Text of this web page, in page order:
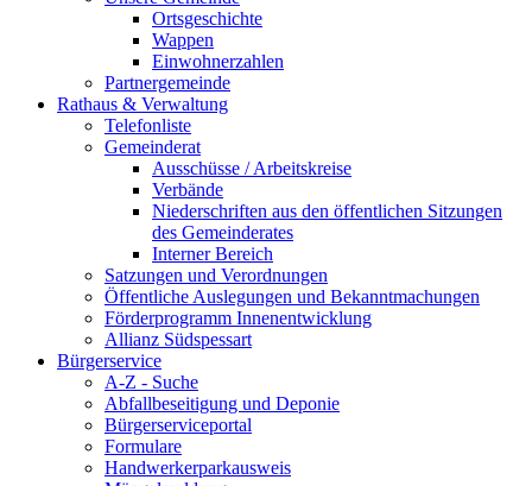
Ortsgeschichte
Wappen
Einwohnerzahlen
Partnergemeinde
Rathaus & Verwaltung
Telefonliste
Gemeinderat
Ausschüsse / Arbeitskreise
Verbände
Niederschriften aus den öffentlichen Sitzungen
des Gemeinderates
Interner Bereich
Satzungen und Verordnungen
Öffentliche Auslegungen und Bekanntmachungen
Förderprogramm Innenentwicklung
Allianz Südspessart
Bürgerservice
A-Z - Suche
Abfallbeseitigung und Deponie
Bürgerserviceportal
Formulare
Handwerkerparkausweis